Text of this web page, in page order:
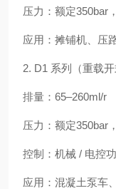
压力：额定350bar
应用：摊铺机、压
2. D1 系列（重载
排量：65–260ml/r
压力：额定350bar
控制：机械 / 电控
应用：混凝土泵车